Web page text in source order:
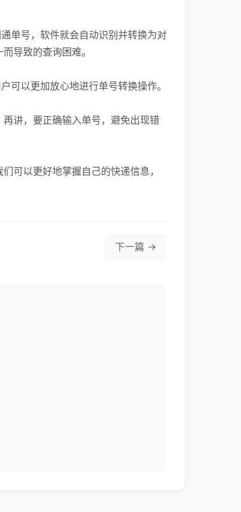
单号，软件就会自动识别并转换为对
导致的查询困难。
可以更加放心地进行单号转换操作。
讲，要正确输入单号，避免出现错
可以更好地掌握自己的快递信息，
下一篇 →